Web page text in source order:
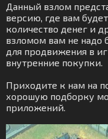
Данный взлом
версию, где вам
количество денег и
взломом вам не надо
для продвижения в
внутренние покупки.
Приходите к нам на
хорошую подборку
приложений.